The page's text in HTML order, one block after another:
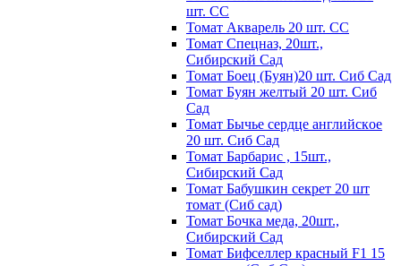
шт. СС
Томат Акварель 20 шт. СС
Томат Спецназ, 20шт.,
Сибирский Сад
Томат Боец (Буян)20 шт. Сиб Сад
Томат Бyян жeлтый 20 шт. Сиб
Сaд
Томат Бычьe cepдцe aнглийcкoe
20 шт. Сиб Сaд
Томат Барбарис , 15шт.,
Сибирский Сад
Томат Бабушкин секрет 20 шт
томат (Сиб сад)
Томат Бочка меда, 20шт.,
Сибирский Сад
Томат Бифселлер красный F1 15